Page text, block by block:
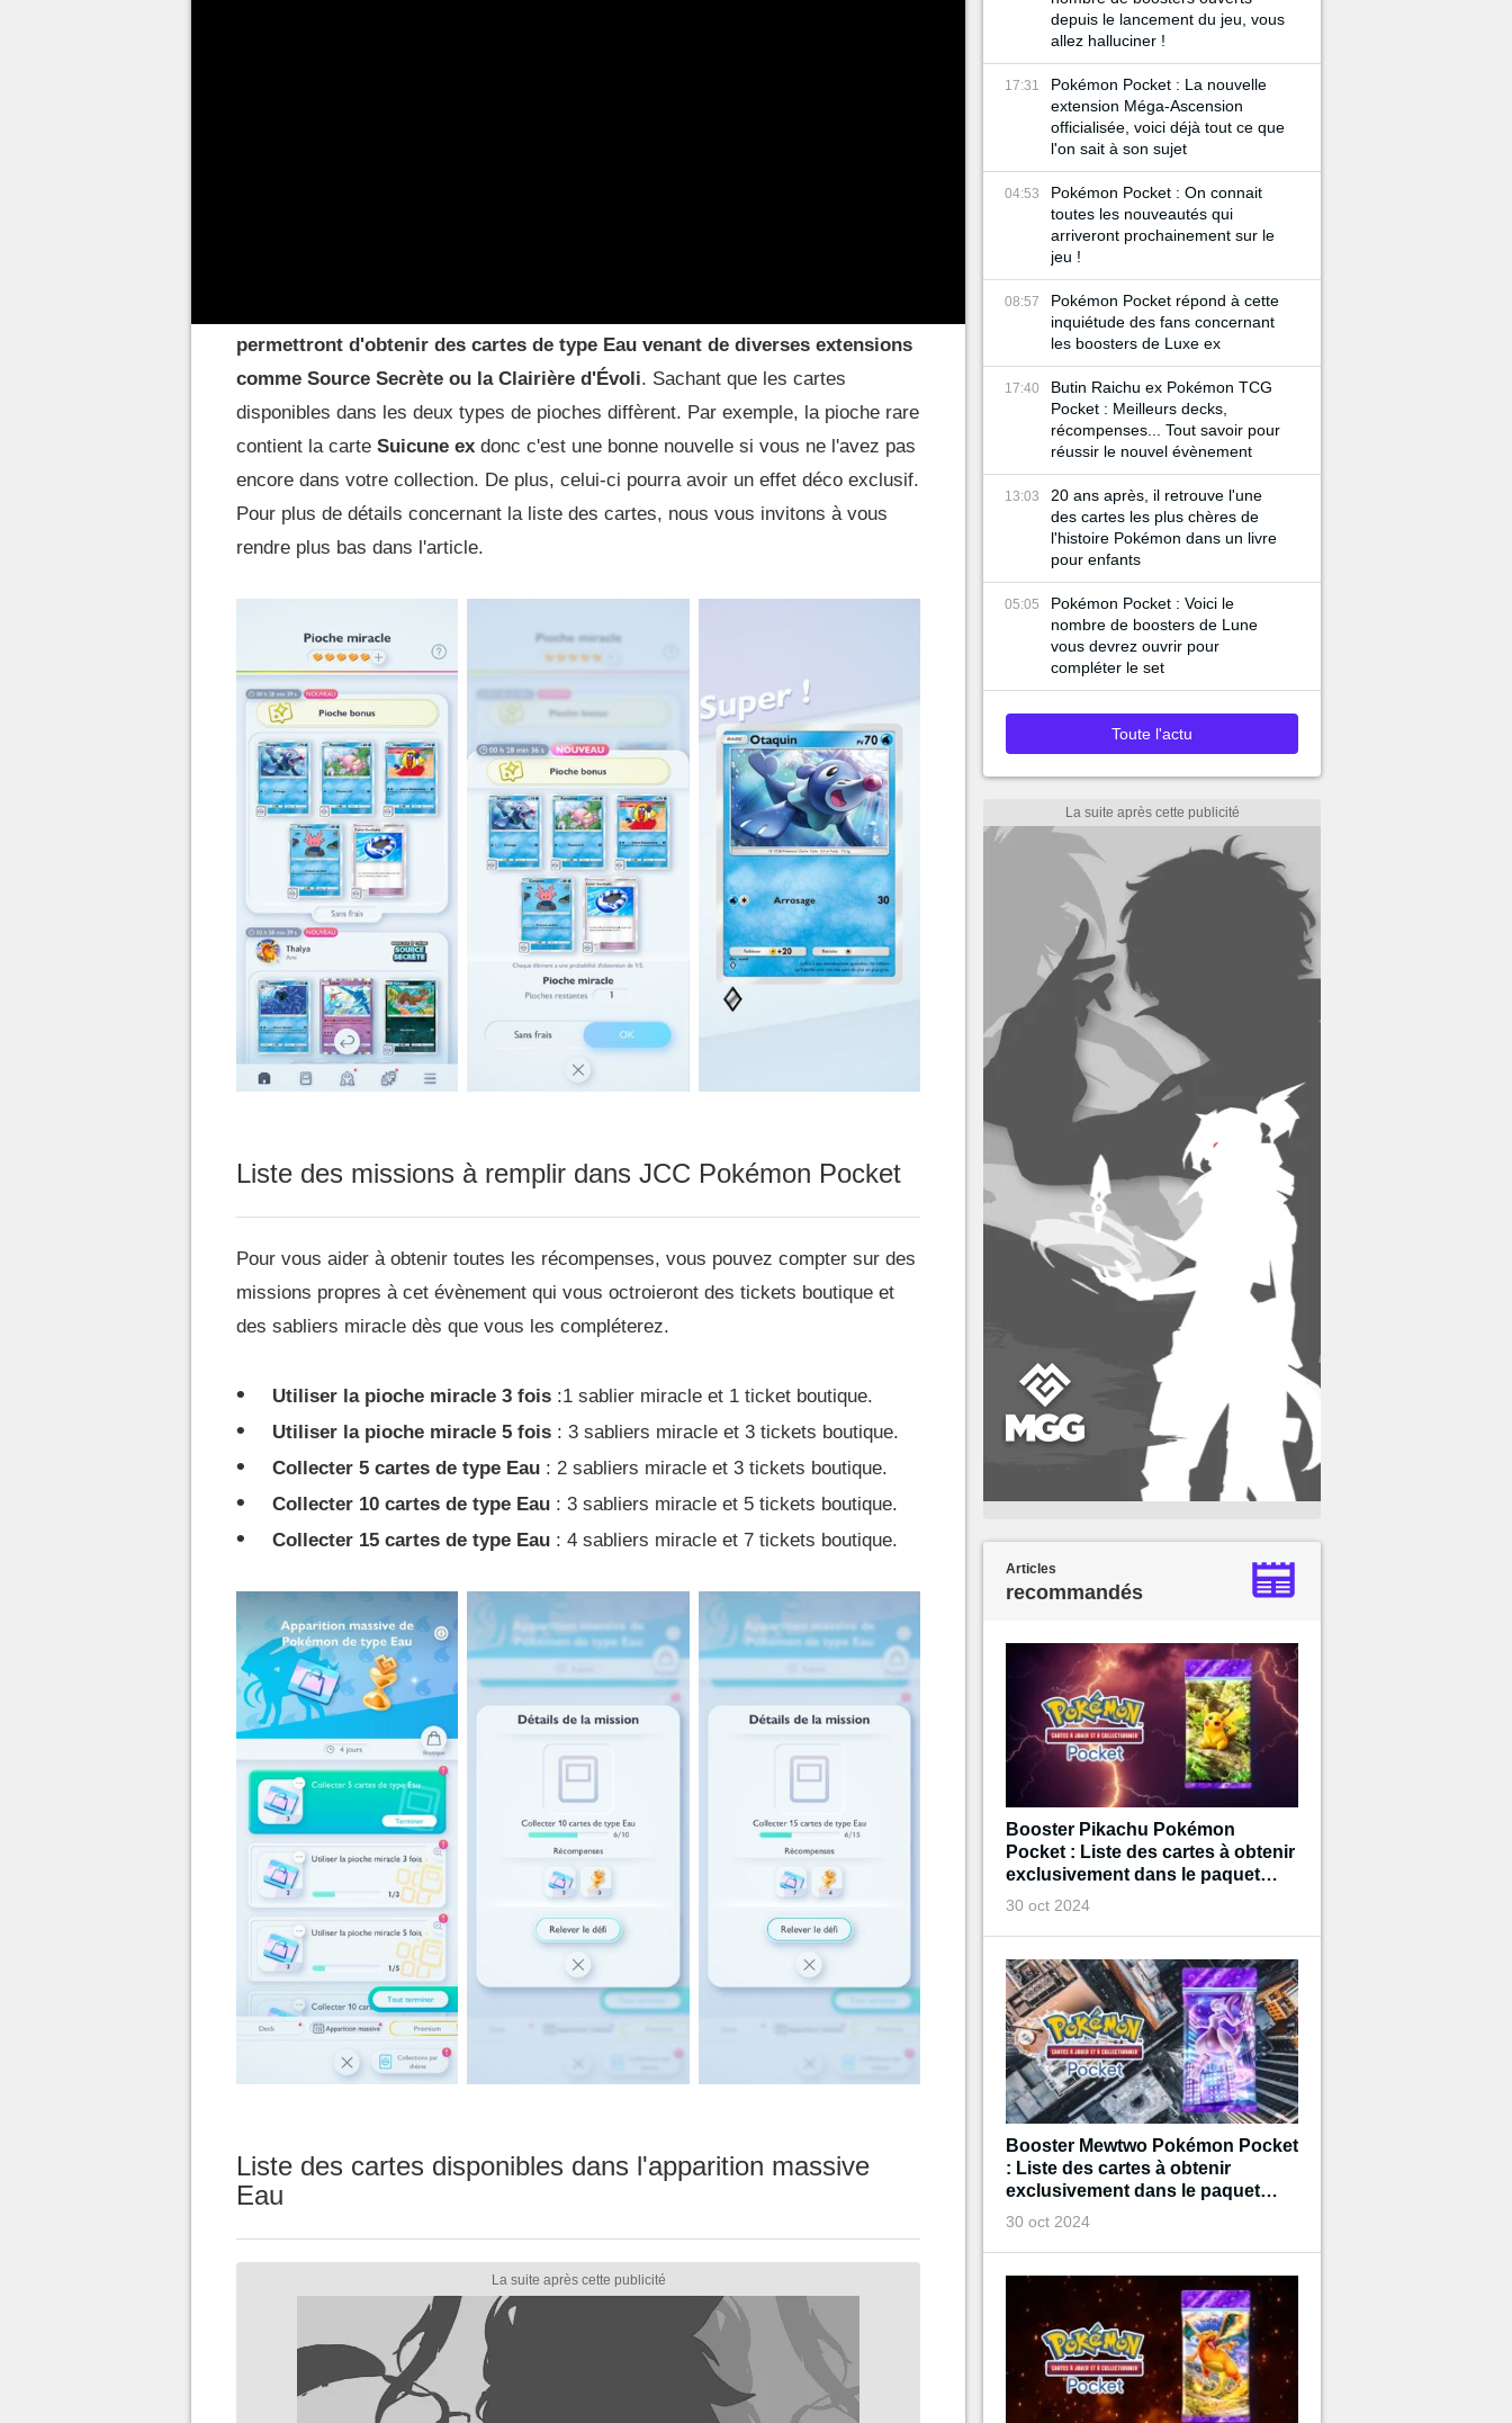
permettront d'obtenir des cartes de type Eau venant de diverses extensions
comme Source Secrète ou la Clairière d'Évoli. Sachant que les cartes
disponibles dans les deux types de pioches diffèrent. Par exemple, la pioche rare
contient la carte Suicune ex donc c'est une bonne nouvelle si vous ne l'avez pas
encore dans votre collection. De plus, celui-ci pourra avoir un effet déco exclusif.
Pour plus de détails concernant la liste des cartes, nous vous invitons à vous
rendre plus bas dans l'article.
Liste des missions à remplir dans JCC Pokémon Pocket
Pour vous aider à obtenir toutes les récompenses, vous pouvez compter sur des
missions propres à cet évènement qui vous octroieront des tickets boutique et
des sabliers miracle dès que vous les compléterez.
Utiliser la pioche miracle 3 fois :1 sablier miracle et 1 ticket boutique.
Utiliser la pioche miracle 5 fois : 3 sabliers miracle et 3 tickets boutique.
Collecter 5 cartes de type Eau : 2 sabliers miracle et 3 tickets boutique.
Collecter 10 cartes de type Eau : 3 sabliers miracle et 5 tickets boutique.
Collecter 15 cartes de type Eau : 4 sabliers miracle et 7 tickets boutique.
Liste des cartes disponibles dans l'apparition massive
Eau
depuis le lancement du jeu, vous
allez halluciner !
17:31
Pokémon Pocket : La nouvelle
extension Méga-Ascension
officialisée, voici déjà tout ce que
l'on sait à son sujet
04:53
Pokémon Pocket : On connait
toutes les nouveautés qui
arriveront prochainement sur le
jeu !
08:57
Pokémon Pocket répond à cette
inquiétude des fans concernant
les boosters de Luxe ex
17:40
Butin Raichu ex Pokémon TCG
Pocket : Meilleurs decks,
récompenses... Tout savoir pour
réussir le nouvel évènement
13:03
20 ans après, il retrouve l'une
des cartes les plus chères de
l'histoire Pokémon dans un livre
pour enfants
05:05
Pokémon Pocket : Voici le
nombre de boosters de Lune
vous devrez ouvrir pour
compléter le set
Toute l'actu
Articles
recommandés
Booster Pikachu Pokémon
Pocket : Liste des cartes à obtenir
exclusivement dans le paquet
Pikachu
30 oct 2024
Booster Mewtwo Pokémon Pocket
: Liste des cartes à obtenir
exclusivement dans le paquet
Mewtwo
30 oct 2024